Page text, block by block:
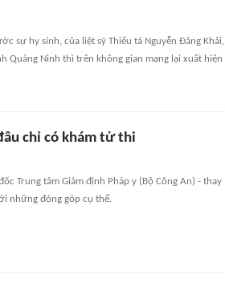
sự hy sinh, của liệt sỹ Thiếu tá Nguyễn Đăng Khải,
Quảng Ninh thì trên không gian mạng lại xuất hiện
chỉ có khám tử thi
Trung tâm Giám định Pháp y (Bộ Công An) - thay
những đóng góp cụ thể.